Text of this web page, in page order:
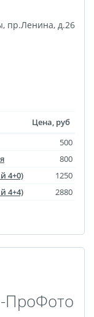
, пр.Ленина, д.26
Цена, руб
500
800
4+0)
1250
4+4)
2880
ПроФото